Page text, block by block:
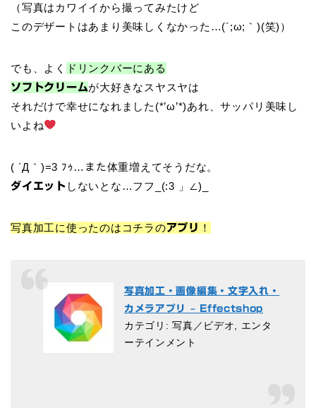
（写真はカワイイから撮ってみたけど
このデザートはあまり美味しくなかった…(´;ω;｀)(笑)）
でも、よく ドリンクバーにある
ソフトクリームが大好きなスヤスヤは
それだけで幸せになれました(*’ω’*)あれ、サッパリ美味し
いよね
( ´Д｀)=3 ﾌｩ…また体重増えてそうだな。
ダイエット しないとな…フフ_(:3 」∠)_
写真加工に使ったのはコチラのアプリ ！
写真加工・画像編集・文字入れ・
カメラアプリ – Effectshop
カテゴリ: 写真／ビデオ, エンタ
ーテインメント